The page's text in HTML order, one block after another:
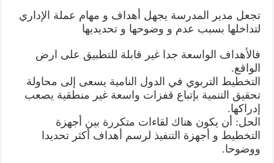
تجعل مدير المدرسة يجهل أهداف و مهام عملة الإداري
لتداخلها بسبب عدم و وضوحها و تحديديها
فالأهداف الواسعة جدا غير قابلة للتطبيق على ارض
الواقع.
التخطيط التربوي في الدول النامية يسعى إلى محاولة
تحقيق التنمية بإتباع قفزات واسعة غير منطقية يصعب
إدراكها.
الحل: أن يكون هناك لقاءات متكررة بين أجهزة
التخطيط و أجهزة التنفيذ لرسم أهداف أكثر تحديدا
ووضوحا.